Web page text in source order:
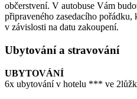
občerstvení. V autobuse Vám
připraveného zasedacího pořádku,
v závislosti na datu zakoupení.
Ubytování a stravování
UBYTOVÁNÍ
6x ubytování v hotelu *** ve